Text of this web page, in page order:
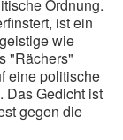
Ordnung.
ist ein
wie
"Rächers"
eine politische
Das Gedicht ist
gegen die